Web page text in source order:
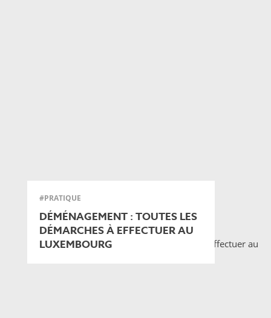
#PRATIQUE
DÉMÉNAGEMENT : TOUTES LES
DÉMARCHES À EFFECTUER AU
LUXEMBOURG